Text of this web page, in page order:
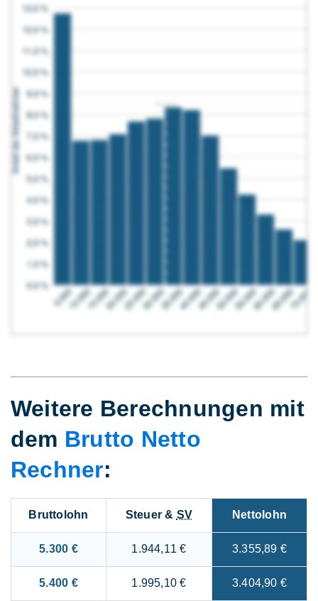
Weitere Berechnungen mit
dem Brutto Netto
Rechner:
Bruttolohn Steuer & SV Nettolohn
5.300 € 1.944,11 € 3.355,89 €
5.400 € 1.995,10 € 3.404,90 €